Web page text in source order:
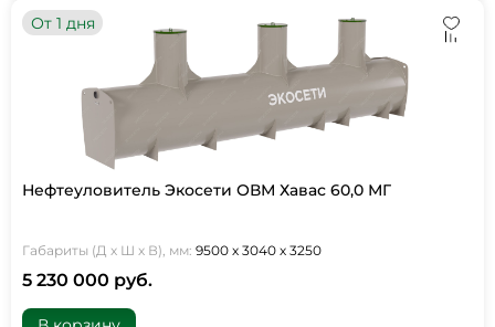
От 1 дня
Нефтеуловитель Экосети ОВМ Хавас 60,0 МГ
Габариты (Д х Ш х В), мм: 9500 х 3040 х 3250
5 230 000 руб.